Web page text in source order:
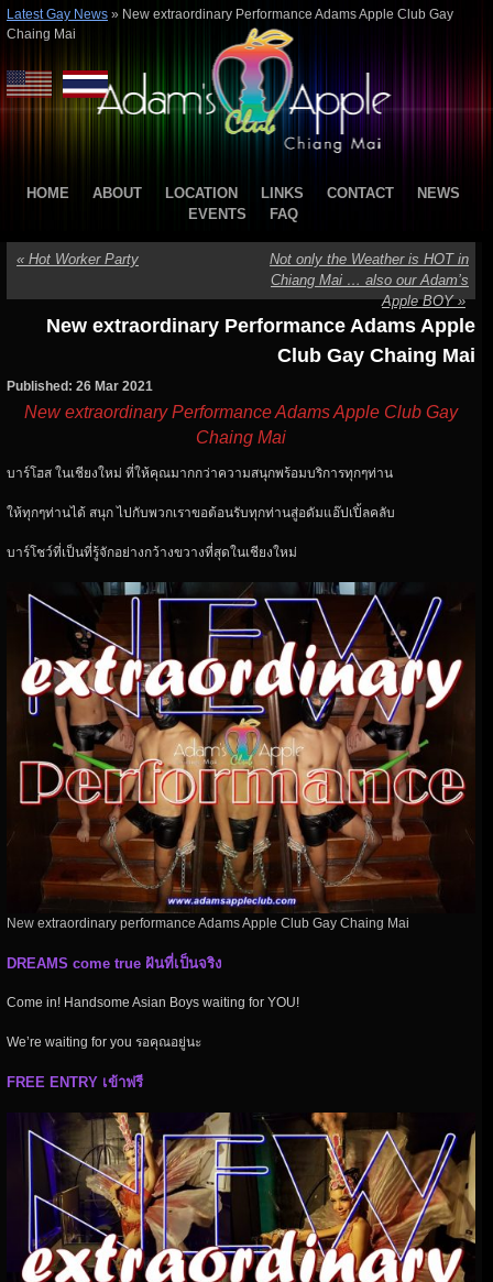
Latest Gay News » New extraordinary Performance Adams Apple Club Gay
Chaing Mai
HOME ABOUT LOCATION LINKS CONTACT
NEWS
EVENTS
FAQ
« Hot Worker Party
Not only the Weather is HOT in
Chiang Mai … also our Adam’s
Apple BOY»
New extraordinary Performance Adams Apple
Club Gay Chaing Mai
Published: 26 Mar 2021
New extraordinary Performance Adams Apple Club Gay
Chaing Mai
บาร์โฮส ในเชียงใหม่ ที่ให้คุณมากกว่าความสนุกพร้อมบริการทุกๆท่าน
ให้ทุกๆท่านได้ สนุก ไปกับพวกเราขอต้อนรับทุกท่านสู่อดัมแอ๊ปเปิ้ลคลับ
บาร์โชว์ที่เป็นที่รู้จักอย่างกว้างขวางที่สุดในเชียงใหม่
New extraordinary performance Adams Apple Club Gay Chaing Mai
DREAMS come true ฝันที่เป็นจริง
Come in! Handsome Asian Boys waiting for YOU!
We’re waiting for you รอคุณอยู่นะ
FREE ENTRY เข้าฟรี